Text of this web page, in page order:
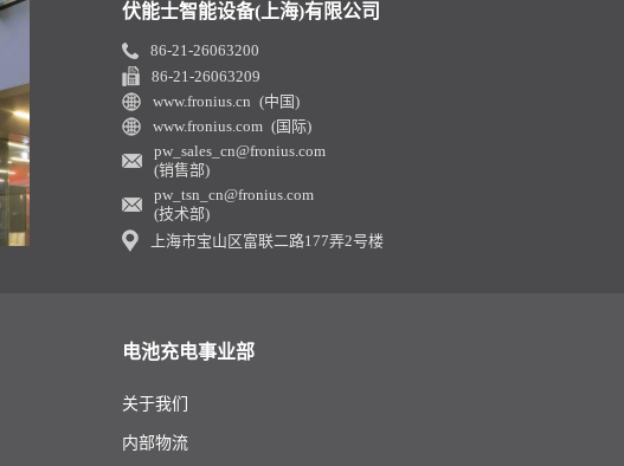
伏能士智能设备(上海)有限公司
86-21-26063200
86-21-26063209
www.fronius.cn (中国)
www.fronius.com (国际)
pw_sales_cn@fronius.com
(销售部)
pw_tsn_cn@fronius.com
(技术部)
上海市宝山区富联二路177弄2号楼
电池充电事业部
关于我们
内部物流